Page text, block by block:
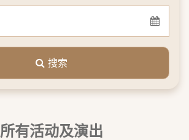
搜索
所有活动及演出